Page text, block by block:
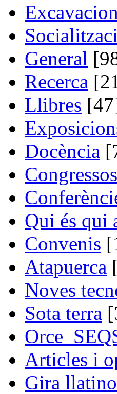
General
Recerca
Llibres
Docència
Qui és qui
Convenis
Atapuerca
Noves
Sota terra
Articles i
Gira